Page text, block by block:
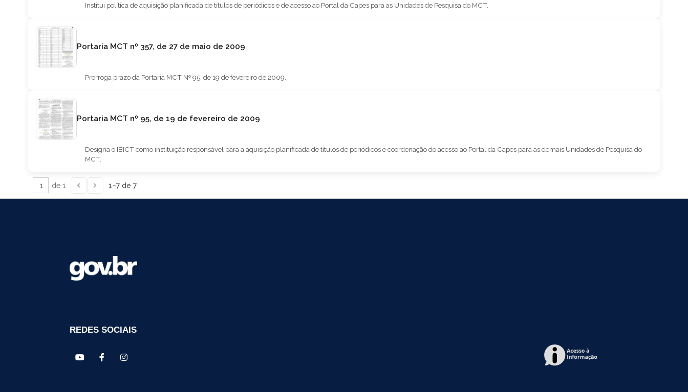
Institui política de aquisição planificada de títulos de periódicos e de acesso ao Portal da Capes para as Unidades de Pesquisa do MCT.
Portaria MCT nº 357, de 27 de maio de 2009
Prorroga prazo da Portaria MCT Nº 95, de 19 de fevereiro de 2009.
Portaria MCT nº 95, de 19 de fevereiro de 2009
Designa o IBICT como instituição responsável para a aquisição planificada de títulos de periódicos e coordenação do acesso ao Portal da Capes para as demais Unidades de Pesquisa do
MCT.
de 1 1–7 de 7
REDES SOCIAIS